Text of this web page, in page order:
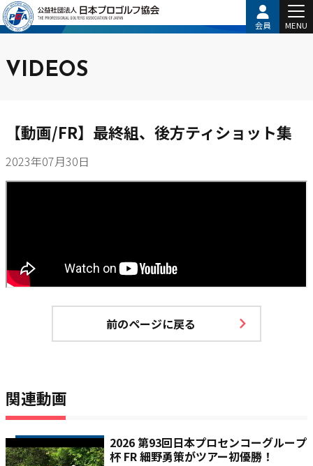
会員 MENU
VIDEOS
【動画/FR】最終組、後方ティショット集
2023年07月30日
前のページに戻る
関連動画
2026 第93回日本プロセンコーグループ
杯 FR 細野勇策がツアー初優勝！